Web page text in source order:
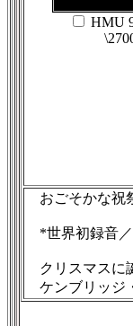
HMU
おごそかな祝
*世界初録音／
クリスマスに
ケンブリッジ